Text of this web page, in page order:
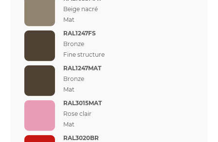
Beige nacré
Mat
RAL1247FS
Bronze
Fine structure
RAL1247MAT
Bronze
Mat
RAL3015MAT
Rose clair
Mat
RAL3020BR